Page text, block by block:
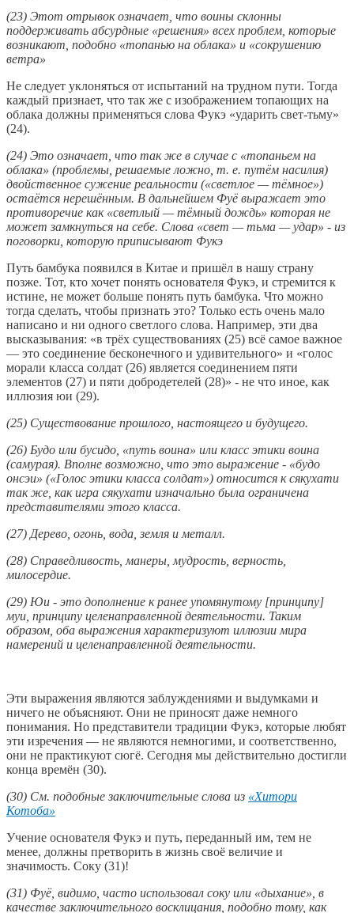
(23) Этот отрывок означает, что воины склонны
поддерживать абсурдные «решения» всех проблем, которые
возникают, подобно «топанью на облака» и «сокрушению
ветра»
Не следует уклоняться от испытаний на трудном пути. Тогда
каждый признает, что так же с изображением топающих на
облака должны применяться слова Фукэ «ударить свет-тьму»
(24).
(24) Это означает, что так же в случае с «топаньем на
облака» (проблемы, решаемые ложно, т. е. путём насилия)
двойственное сужение реальности («светлое — тёмное»)
остаётся нерешённым. В дальнейшем Фуё выражает это
противоречие как «светлый — тёмный дождь» которая не
может замкнуться на себе. Слова «свет — тьма — удар» - из
поговорки, которую приписывают Фукэ
Путь бамбука появился в Китае и пришёл в нашу страну
позже. Тот, кто хочет понять основателя Фукэ, и стремится к
истине, не может больше понять путь бамбука. Что можно
тогда сделать, чтобы признать это? Только есть очень мало
написано и ни одного светлого слова. Например, эти два
высказывания: «в трёх существованиях (25) всё самое важное
— это соединение бесконечного и удивительного» и «голос
морали класса солдат (26) является соединением пяти
элементов (27) и пяти добродетелей (28)» - не что иное, как
иллюзия юи (29).
(25) Существование прошлого, настоящего и будущего.
(26) Будо или бусидо, «путь воина» или класс этики воина
(самурая). Вполне возможно, что это выражение - «будо
онсэи» («Голос этики класса солдат») относится к сякухати
так же, как игра сякухати изначально была ограничена
представителями этого класса.
(27) Дерево, огонь, вода, земля и металл.
(28) Справедливость, манеры, мудрость, верность,
милосердие.
(29) Юи - это дополнение к ранее упомянутому [принципу]
муи, принципу целенаправленной деятельности. Таким
образом, оба выражения характеризуют иллюзии мира
намерений и целенаправленной деятельности.
Эти выражения являются заблуждениями и выдумками и
ничего не объясняют. Они не приносят даже немного
понимания. Но представители традиции Фукэ, которые любят
эти изречения — не являются немногими, и соответственно,
они не практикуют сюгё. Сегодня мы действительно достигли
конца времён (30).
(30) См. подобные заключительные слова из «Хитори
Котоба»
Учение основателя Фукэ и путь, переданный им, тем не
менее, должны претворить в жизнь своё величие и
значимость. Соку (31)!
(31) Фуё, видимо, часто использовал соку или «дыхание», в
качестве заключительного восклицания, подобно тому, как